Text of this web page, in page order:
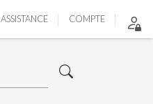
ASSISTANCE COMPTE